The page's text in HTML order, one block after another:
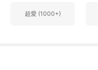
超愛 (1000+)